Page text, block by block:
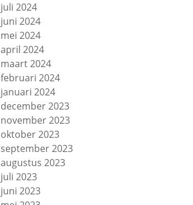
juli 2024
juni 2024
mei 2024
april 2024
maart 2024
februari 2024
januari 2024
december 2023
november 2023
oktober 2023
september 2023
augustus 2023
juli 2023
juni 2023